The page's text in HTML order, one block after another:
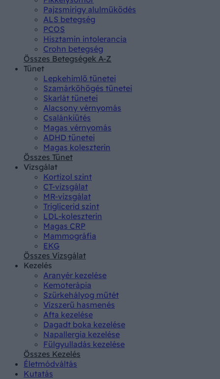
Pajzsmirigy alulműködés
ALS betegség
PCOS
Hisztamin intolerancia
Crohn betegség
Összes Betegségek A-Z
Tünet
Lepkehimlő tünetei
Szamárköhögés tünetei
Skarlát tünetei
Alacsony vérnyomás
Csalánkiütés
Magas vérnyomás
ADHD tünetei
Magas koleszterin
Összes Tünet
Vizsgálat
Kortizol szint
CT-vizsgálat
MR-vizsgálat
Triglicerid szint
LDL-koleszterin
Magas CRP
Mammográfia
EKG
Összes Vizsgálat
Kezelés
Aranyér kezelése
Kemoterápia
Szürkehályog műtét
Vízszerű hasmenés
Afta kezelése
Dagadt boka kezelése
Napallergia kezelése
Fülgyulladás kezelése
Összes Kezelés
Életmódváltás
Kutatás